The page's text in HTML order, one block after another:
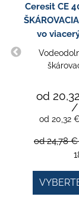
Ceresit CE
vo
od
/
od 20,32
od 24,78